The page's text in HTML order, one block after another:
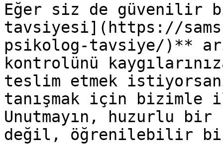
Eğer siz de güvenilir
tavsiyesi](https://
psikolog-tavsiye/)**
kontrolünü
teslim etmek
tanışmak için
Unutmayın, huzurlu
değil, öğrenilebilir